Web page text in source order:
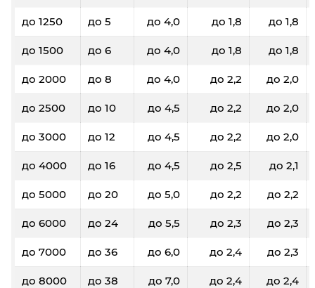
до 1250 до 5 до 4,0 до 1,8 до 1,8
до 1500 до 6 до 4,0 до 1,8 до 1,8
до 2000 до 8 до 4,0 до 2,2 до 2,0
до 2500 до 10 до 4,5 до 2,2 до 2,0
до 3000 до 12 до 4,5 до 2,2 до 2,0
до 4000 до 16 до 4,5 до 2,5 до 2,1
до 5000 до 20 до 5,0 до 2,2 до 2,2
до 6000 до 24 до 5,5 до 2,3 до 2,3
до 7000 до 36 до 6,0 до 2,4 до 2,3
до 8000 до 38 до 7,0 до 2,4 до 2,4